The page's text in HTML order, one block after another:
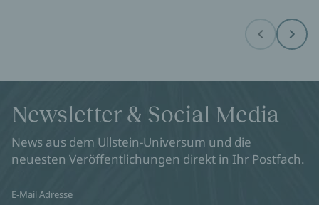
Before Next
Newsletter & Social Media
News aus dem Ullstein-Universum und die
neuesten Veröffentlichungen direkt in Ihr Postfach.
E-Mail Adresse